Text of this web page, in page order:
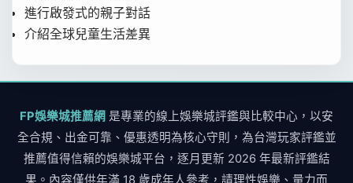
進行啟發式的親子對話
介紹全球兒童生活差異
FP娛樂城推薦網 是專業的線上娛樂城評鑑與比較中心，以安
全合規、出金可靠、優惠透明為核心守則，為台灣玩家評鑑並
推薦值得信賴的娛樂城平台，逐月更新 2026 年最新評鑑結
果。內容僅供年滿 18 歲成年人參考，請理性娛樂、量力而